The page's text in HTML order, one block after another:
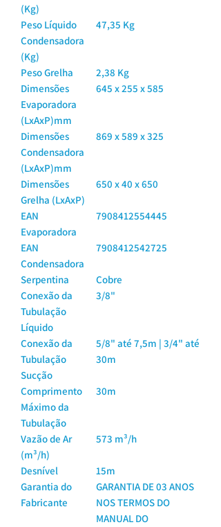
(Kg)
Peso Líquido
Condensadora
(Kg)
47,35 Kg
Peso Grelha
2,38 Kg
Dimensões
Evaporadora
(LxAxP)mm
645 x 255 x 585
Dimensões
Condensadora
(LxAxP)mm
869 x 589 x 325
Dimensões
Grelha (LxAxP)
650 x 40 x 650
EAN
Evaporadora
7908412554445
EAN
Condensadora
7908412542725
Serpentina
Cobre
Conexão da
Tubulação
Líquido
3/8"
Conexão da
Tubulação
Sucção
5/8" até 7,5m | 3/4" até
30m
Comprimento
Máximo da
Tubulação
30m
Vazão de Ar
(m³/h)
573 m³/h
Desnível
15m
Garantia do
Fabricante
GARANTIA DE 03 ANOS
NOS TERMOS DO
MANUAL DO